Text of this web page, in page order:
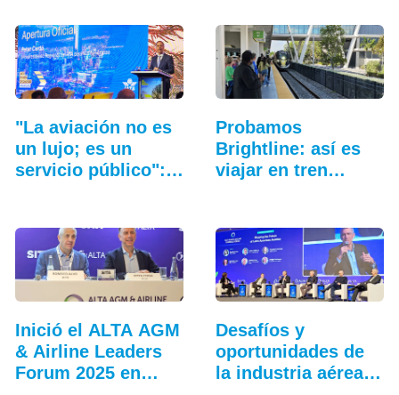
"La aviación no es
un lujo; es un
servicio público":…
Probamos
Brightline: así es
viajar en tren
Inició el ALTA AGM
& Airline Leaders
Forum 2025 en
Desafíos y
oportunidades de
la industria aérea